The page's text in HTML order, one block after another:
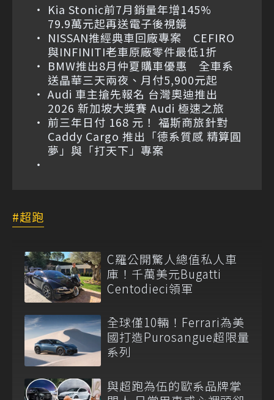
Kia Stonic前7月銷量年增145%
79.9萬元起再送電子後視鏡
NISSAN推經典車回廠專案 CEFIRO
與INFINITI老車原廠零件最低1折
BMW推出8月仲夏購車優惠 全車系
送晶華三天兩夜、月付5,900元起
Audi 車主搶先報名 台灣奧迪推出
2026 新加坡大獎賽 Audi 極速之旅
前三年日付 168 元！ 福斯商旅針對
Caddy Cargo 推出「德系質感 精算圓
夢」與「打天下」專案
超跑
C羅公開驚人總值私人車
庫！千萬美元Bugatti
Centodieci領軍
全球僅10輛！Ferrari為美
國打造Purosangue超限量
系列
與超跑為伍的歐系品牌掌